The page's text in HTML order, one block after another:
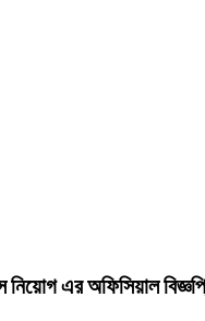
নিয়োগএর অফিসিয়াল